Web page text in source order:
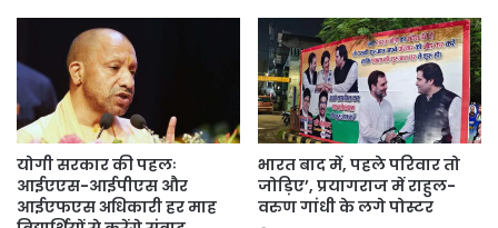
योगी सरकार की पहलः
आईएएस-आईपीएस और
आईएफएस अधिकारी हर माह
भारत बाद में, पहले परिवार तो
जोड़िए’, प्रयागराज में राहुल-
वरुण गांधी के लगे पोस्टर